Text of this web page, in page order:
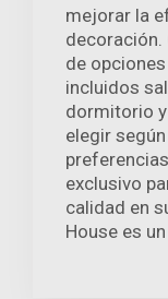
mejorar la
decoración.
de
incluidos
dormitorio
elegir
exclusivo
calidad en
House es